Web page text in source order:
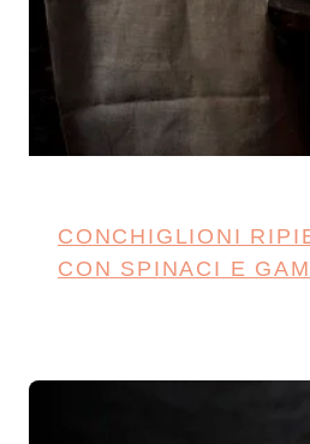
CONCHIGLIONI
CON SPINACI E